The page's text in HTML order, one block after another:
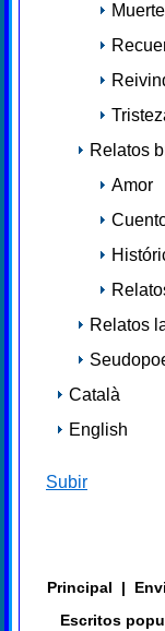
Muerte
Relatos
Amor
Relatos
Català
English
Subir
Principal |
Escritos